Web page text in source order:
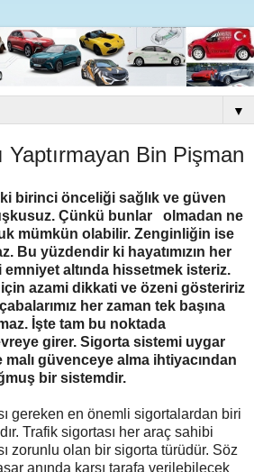
▼
Yaptırmayan Bin Pişman
birinci önceliği sağlık ve güven
Çünkü bunlar
olmadan ne
mümkün olabilir. Zenginliğin ise
Bu yüzdendir ki hayatımızın her
emniyet altında hissetmek isteriz.
azami dikkati ve özeni gösteririz
her zaman tek başına
İşte tam bu noktada
girer. Sigorta sistemi uygar
güvenceye alma ihtiyacından
bir sistemdir.
gereken en önemli sigortalardan biri
Trafik sigortası her araç sahibi
zorunlu olan bir sigorta türüdür. Söz
anında karşı tarafa verilebilecek